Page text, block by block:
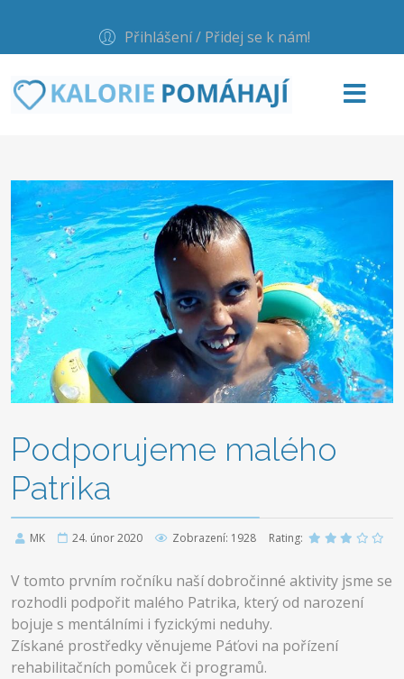
Přihlášení / Přidej se k nám!
Podporujeme malého
Patrika
MK 24. únor 2020 Zobrazení: 1928 Rating:
V tomto prvním ročníku naší dobročinné aktivity jsme se
rozhodli podpořit malého Patrika, který od narození
bojuje s mentálními i fyzickými neduhy.
Získané prostředky věnujeme Páťovi na pořízení
rehabilitačních pomůcek či programů.